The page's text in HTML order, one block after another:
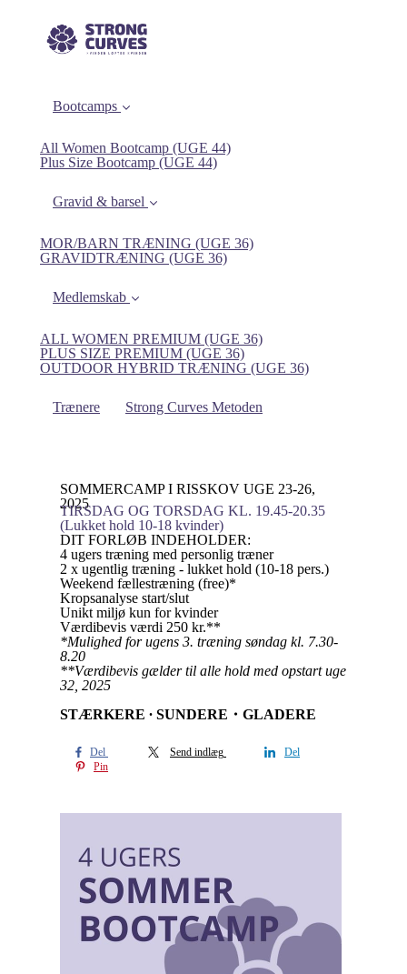
Bootcamps
All Women Bootcamp (UGE 44)
Plus Size Bootcamp (UGE 44)
Gravid & barsel
MOR/BARN TRÆNING (UGE 36)
GRAVIDTRÆNING (UGE 36)
Medlemskab
ALL WOMEN PREMIUM (UGE 36)
PLUS SIZE PREMIUM (UGE 36)
OUTDOOR HYBRID TRÆNING (UGE 36)
Trænere Strong Curves Metoden
SOMMERCAMP I RISSKOV UGE 23-26,
2025
TIRSDAG OG TORSDAG KL. 19.45-20.35
(Lukket hold 10-18 kvinder)
DIT FORLØB INDEHOLDER:
4 ugers træning med personlig træner
2 x ugentlig træning - lukket hold (10-18 pers.)
Weekend fællestræning (free)*
Kropsanalyse start/slut
Unikt miljø kun for kvinder
Værdibevis værdi 250 kr.**
*Mulighed for ugens 3. træning søndag kl. 7.30-
8.20
**Værdibevis gælder til alle hold med opstart uge
32, 2025
STÆRKERE ∙ SUNDERE・GLADERE
Del Send indlæg
Del
Pin